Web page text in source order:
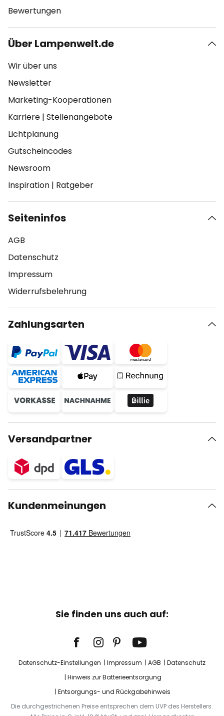
Bewertungen
Über Lampenwelt.de
Wir über uns
Newsletter
Marketing-Kooperationen
Karriere | Stellenangebote
Lichtplanung
Gutscheincodes
Newsroom
Inspiration | Ratgeber
Seiteninfos
AGB
Datenschutz
Impressum
Widerrufsbelehrung
Zahlungsarten
Versandpartner
Kundenmeinungen
Sie finden uns auch auf:
Datenschutz-Einstellungen Impressum AGB
Datenschutz
Hinweis zur Batterieentsorgung
Entsorgungs- und Rückgabehinweis
Die durchgestrichenen Preise entsprechen dem UVP des Herstellers.